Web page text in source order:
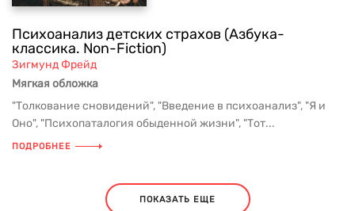
Психоанализ детских страхов (Азбука-
классика. Non-Fiction)
Зигмунд Фрейд
Мягкая обложка
"Толкование сновидений", "Введение в психоанализ", "Я и
Оно", "Психопаталогия обыденной жизни", "Тот...
ПОДРОБНЕЕ
ПОКАЗАТЬ ЕЩЕ